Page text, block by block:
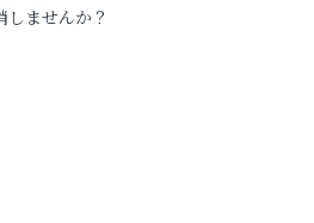
ませんか？